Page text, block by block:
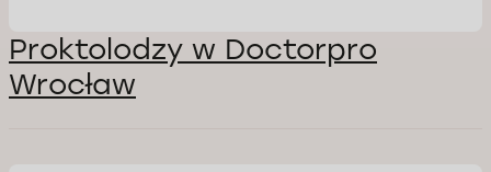
Proktolodzy w Doctorpro
Wrocław